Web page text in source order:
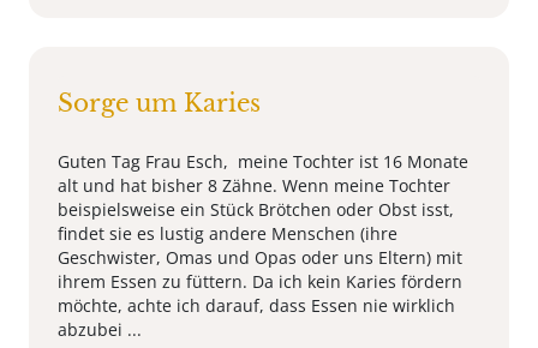
Sorge um Karies
Guten Tag Frau Esch, meine Tochter ist 16 Monate
alt und hat bisher 8 Zähne. Wenn meine Tochter
beispielsweise ein Stück Brötchen oder Obst isst,
findet sie es lustig andere Menschen (ihre
Geschwister, Omas und Opas oder uns Eltern) mit
ihrem Essen zu füttern. Da ich kein Karies fördern
möchte, achte ich darauf, dass Essen nie wirklich
abzubei ...